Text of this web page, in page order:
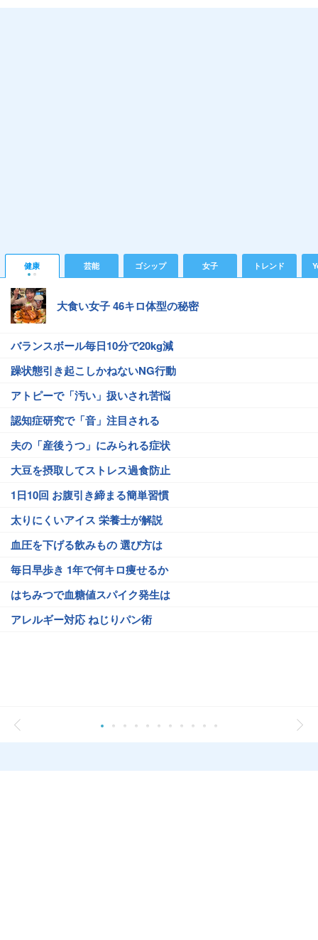
健康 芸能 ゴシップ 女子 トレンド
大食い女子 46キロ体型の秘密
バランスボール毎日10分で20kg減
躁状態引き起こしかねないNG行動
アトピーで「汚い」扱いされ苦悩
認知症研究で「音」注目される
夫の「産後うつ」にみられる症状
大豆を摂取してストレス過食防止
1日10回 お腹引き締まる簡単習慣
太りにくいアイス 栄養士が解説
血圧を下げる飲みもの 選び方は
毎日早歩き 1年で何キロ痩せるか
はちみつで血糖値スパイク発生は
アレルギー対応 ねじりパン術